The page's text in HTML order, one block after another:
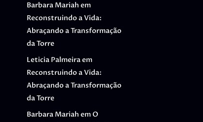
Barbara Mariah em
Reconstruindo a Vida:
Abraçando a Transformação
da Torre
Leticia Palmeiraem
Reconstruindo a Vida:
Abraçando a Transformação
da Torre
Barbara Mariah em O